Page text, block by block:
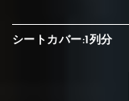
シートカバー:1列分